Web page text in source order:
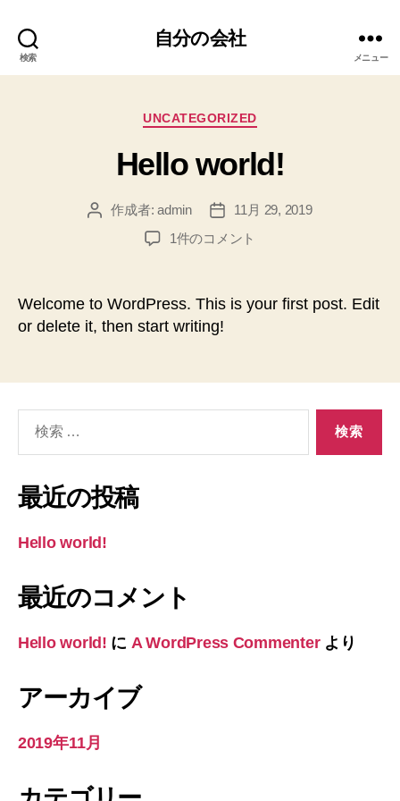
検索
自分の会社
メニュー
カ
ゴ
リ
UNCATEGORIZED
Hello world!
投
作成者:admin
投
稿
11月 29, 2019
Hello
1件のコメント
Welcome to WordPress. This is your first post. Edit
or delete it, then start writing!
象:
最近の投稿
Hello world!
最近のコメント
Hello world! に A WordPress Commenterより
アーカイブ
2019年11月